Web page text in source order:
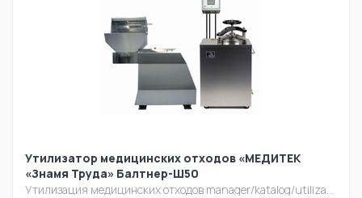
Утилизатор медицинских отходов «МЕДИТЕК
«Знамя Труда» Балтнер-Ш50
Утилизация медицинских отходов manager/katalog/utilizacia/balt-sh30.jpg